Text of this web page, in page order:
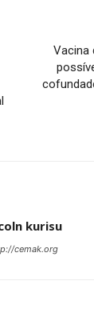
Vacina
kurisu
cemak.org